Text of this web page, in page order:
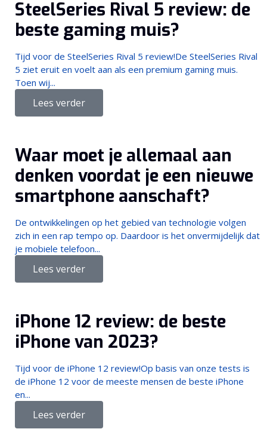
SteelSeries Rival 5 review: de
beste gaming muis?
Tijd voor de SteelSeries Rival 5 review!De SteelSeries Rival
5 ziet eruit en voelt aan als een premium gaming muis.
Toen wij...
Lees verder
Waar moet je allemaal aan
denken voordat je een nieuwe
smartphone aanschaft?
De ontwikkelingen op het gebied van technologie volgen
zich in een rap tempo op. Daardoor is het onvermijdelijk dat
je mobiele telefoon...
Lees verder
iPhone 12 review: de beste
iPhone van 2023?
Tijd voor de iPhone 12 review!Op basis van onze tests is
de iPhone 12 voor de meeste mensen de beste iPhone
en...
Lees verder